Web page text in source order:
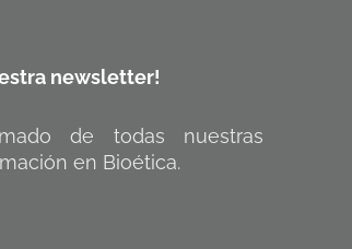
newsletter!
de todas nuestras
en Bioética.